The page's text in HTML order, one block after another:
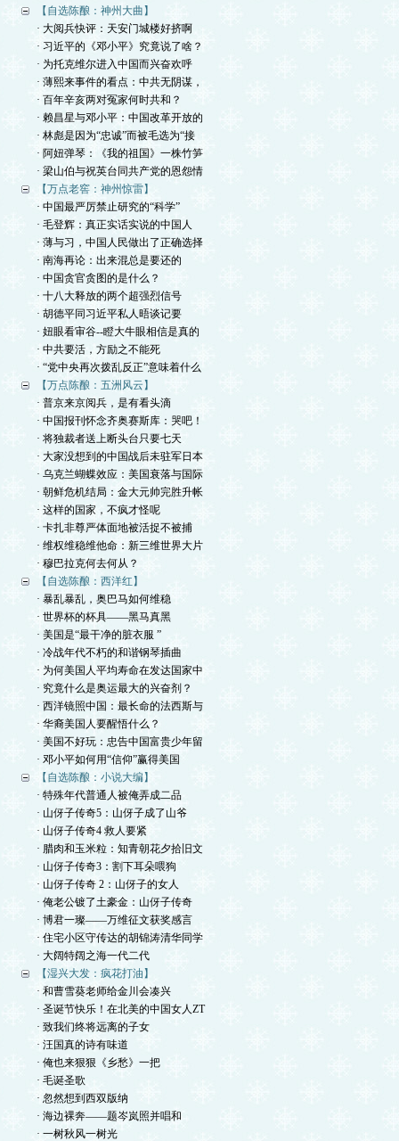
【自选陈酿：神州大曲】
· 大阅兵快评：天安门城楼好挤啊
· 习近平的《邓小平》究竟说了啥？
· 为托克维尔进入中国而兴奋欢呼
· 薄熙来事件的看点：中共无阴谋，
· 百年辛亥两对冤家何时共和？
· 赖昌星与邓小平：中国改革开放的
· 林彪是因为“忠诚”而被毛选为“接
· 阿妞弹琴：《我的祖国》一株竹笋
· 梁山伯与祝英台同共产党的恩怨情
【万点老窖：神州惊雷】
· 中国最严厉禁止研究的“科学”
· 毛登辉：真正实话实说的中国人
· 薄与习，中国人民做出了正确选择
· 南海再论：出来混总是要还的
· 中国贪官贪图的是什么？
· 十八大释放的两个超强烈信号
· 胡德平同习近平私人晤谈记要
· 妞眼看审谷--瞪大牛眼相信是真的
· 中共要活，方励之不能死
· “党中央再次拨乱反正”意味着什么
【万点陈酿：五洲风云】
· 普京来京阅兵，是有看头滴
· 中国报刊怀念齐奥赛斯库：哭吧！
· 将独裁者送上断头台只要七天
· 大家没想到的中国战后未驻军日本
· 乌克兰蝴蝶效应：美国衰落与国际
· 朝鲜危机结局：金大元帅完胜升帐
· 这样的国家，不疯才怪呢
· 卡扎非尊严体面地被活捉不被捕
· 维权维稳维他命：新三维世界大片
· 穆巴拉克何去何从？
【自选陈酿：西洋红】
· 暴乱暴乱，奥巴马如何维稳
· 世界杯的杯具——黑马真黑
· 美国是“最干净的脏衣服 ”
· 冷战年代不朽的和谐钢琴插曲
· 为何美国人平均寿命在发达国家中
· 究竟什么是奥运最大的兴奋剂？
· 西洋镜照中国：最长命的法西斯与
· 华裔美国人要醒悟什么？
· 美国不好玩：忠告中国富贵少年留
· 邓小平如何用“信仰”赢得美国
【自选陈酿：小说大编】
· 特殊年代普通人被俺弄成二品
· 山伢子传奇5：山伢子成了山爷
· 山伢子传奇4 救人要紧
· 腊肉和玉米粒：知青朝花夕拾旧文
· 山伢子传奇3：割下耳朵喂狗
· 山伢子传奇 2：山伢子的女人
· 俺老公镀了土豪金：山伢子传奇
· 博君一璨——万维征文获奖感言
· 住宅小区守传达的胡锦涛清华同学
· 大阔特阔之海一代二代
【湿兴大发：疯花打油】
· 和曹雪葵老师给金川会凑兴
· 圣诞节快乐！在北美的中国女人ZT
· 致我们终将远离的子女
· 汪国真的诗有味道
· 俺也来狠狠《乡愁》一把
· 毛诞圣歌
· 忽然想到西双版纳
· 海边裸奔——题岑岚照并唱和
· 一树秋风一树光